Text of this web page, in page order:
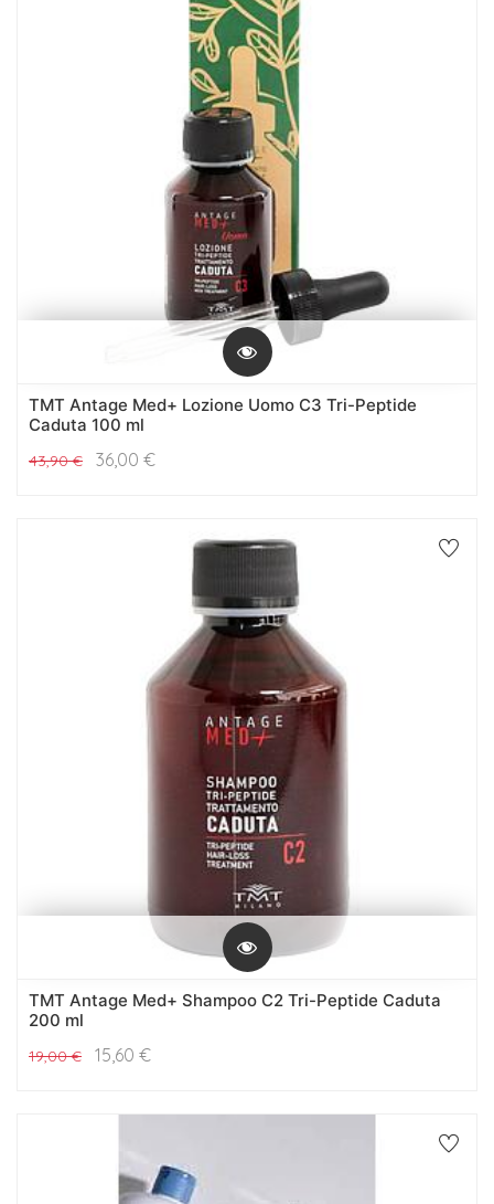
TMT Antage Med+ Lozione Uomo C3 Tri-Peptide
Caduta 100 ml
43,90€ 36,00 €
TMT Antage Med+ Shampoo C2 Tri-Peptide Caduta
200 ml
19,00€ 15,60 €